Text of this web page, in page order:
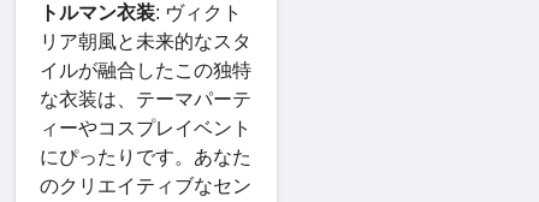
トルマン衣装: ヴィクト
リア朝風と未来的なスタ
イルが融合したこの独特
な衣装は、テーマパーテ
ィーやコスプレイベント
にぴったりです。あなた
のクリエイティブなセン